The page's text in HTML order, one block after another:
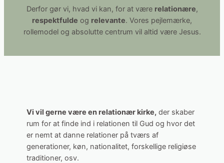
Derfor gør vi, hvad vi kan, for at være relationære,
respektfulde og relevante. Vores pejlemærke,
rollemodel og absolutte centrum vil altid være Jesus.
Vi vil gerne være en relationær kirke, der skaber
rum for at finde ind i relationen til Gud og hvor det
er nemt at danne relationer på tværs af
generationer, køn, nationalitet, forskellige religiøse
traditioner, osv.